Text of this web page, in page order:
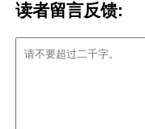
读者留言反馈: